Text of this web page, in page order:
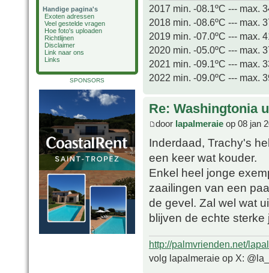
Handige pagina's
Exoten adressen
Veel gestelde vragen
Hoe foto's uploaden
Richtlijnen
Disclaimer
Link naar ons
Links
SPONSORS
2017 min. -08.1ºC --- max.
2018 min. -08.6ºC --- max.
2019 min. -07.0ºC --- max.
2020 min. -05.0ºC --- max.
2021 min. -09.1ºC --- max.
2022 min. -09.0ºC --- max.
Re: Washingtonia
door lapalmeraie op 08 jan
Inderdaad, Trachy's
een keer wat kouder.
Enkel heel jonge
zaailingen van een
de gevel. Zal wel wat
blijven de echte
http://palmvrienden.net/
volg lapalmeraie op X: